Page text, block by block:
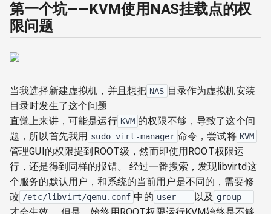
第一个坑——KVM使用NAS挂载点的权
限问题
当我选择新建虚拟机，并且想把 NAS 目录作为虚拟机安装
目录时发生了这个问题
直觉上来讲，可能是运行 KVM 的权限不够，导致了这个问
题，所以首先我用 sudo virt-manager 命令，尝试将 KVM
管理GUI的权限提到ROOT级，然而即使用ROOT权限运
行，还是得到同样的报错。 经过一番搜索，发现libvirtd这
个服务的默认用户，和系统的当前用户是不同的，需要修
改 /etc/libvirt/qemu.conf 中的 user = 以及 group =